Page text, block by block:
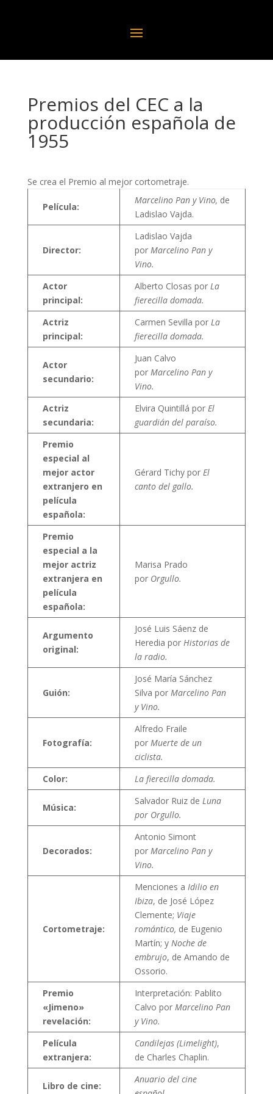
Premios del CEC a la
producción española de
1955
Se crea el Premio al mejor cortometraje.
Película:
Marcelino Pan y Vino, de
Ladislao Vajda.
Director:
Ladislao Vajda
por Marcelino Pan y
Vino.
Actor
principal:
Alberto Closas por La
fierecilla domada.
Actriz
principal:
Carmen Sevilla por La
fierecilla domada.
Actor
secundario:
Juan Calvo
por Marcelino Pan y
Vino.
Actriz
secundaria:
Elvira Quintillá por El
guardián del paraíso.
Premio
especial al
mejor actor
extranjero en
película
española:
Gérard Tichy por El
canto del gallo.
Premio
especial a la
mejor actriz
extranjera en
película
española:
Marisa Prado
por Orgullo.
Argumento
original:
José Luis Sáenz de
Heredia por Historias de
la radio.
Guión:
José María Sánchez
Silva por Marcelino Pan
y Vino.
Fotografía:
Alfredo Fraile
por Muerte de un
ciclista.
Color:
La fierecilla domada.
Música:
Salvador Ruiz de Luna
por Orgullo.
Decorados:
Antonio Simont
por Marcelino Pan y
Vino.
Cortometraje:
Menciones a Idilio en
Ibiza, de José López
Clemente; Viaje
romántico, de Eugenio
Martín; y Noche de
embrujo, de Amando de
Ossorio.
Premio
«Jimeno»
revelación:
Interpretación: Pablito
Calvo por Marcelino Pan
y Vino.
Película
extranjera:
Candilejas (Limelight),
de Charles Chaplin.
Libro de cine:
Anuario del cine